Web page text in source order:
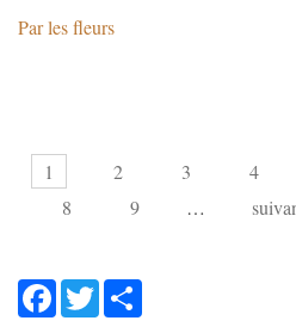
Par les fleurs
1 2 3 4
8
9 …
Facebook
Twitter